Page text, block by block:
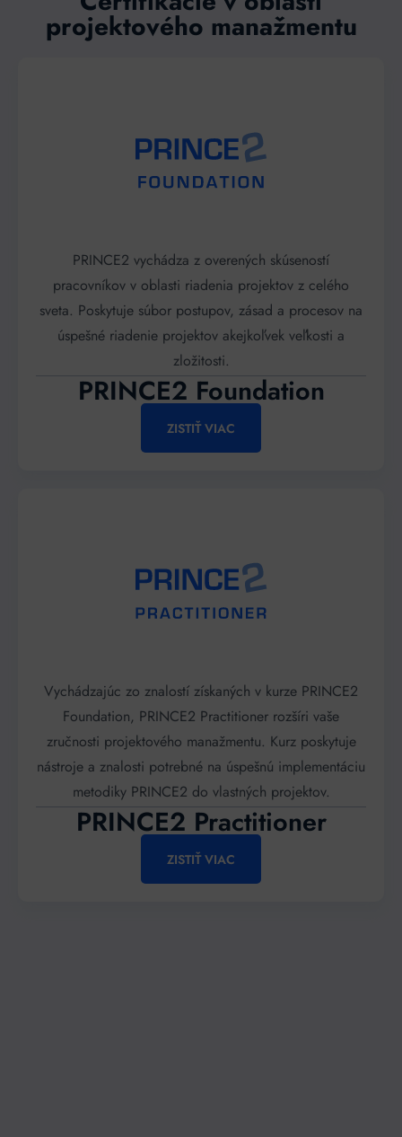
projektového manažmentu
PRINCE2 vychádza z overených skúseností
pracovníkov v oblasti riadenia projektov z celého
sveta. Poskytuje súbor postupov, zásad a procesov na
úspešné riadenie projektov akejkoľvek veľkosti a
zložitosti.
PRINCE2 Foundation
ZISTIŤ VIAC
Vychádzajúc zo znalostí získaných v kurze PRINCE2
Foundation, PRINCE2 Practitioner rozšíri vaše
zručnosti projektového manažmentu. Kurz poskytuje
nástroje a znalosti potrebné na úspešnú implementáciu
metodiky PRINCE2 do vlastných projektov.
PRINCE2 Practitioner
ZISTIŤ VIAC